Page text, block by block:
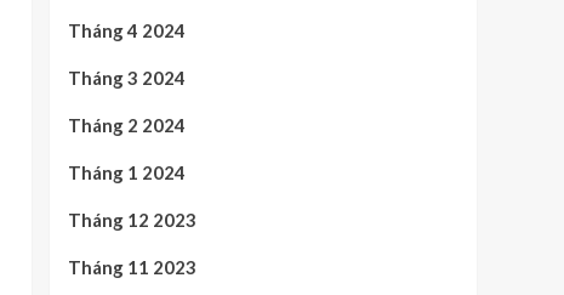
Tháng 4 2024
Tháng 3 2024
Tháng 2 2024
Tháng 1 2024
Tháng 12 2023
Tháng 11 2023